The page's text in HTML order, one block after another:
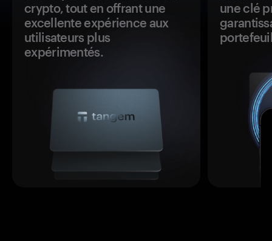
crypto, tout en offrant une
excellente expérience aux
utilisateurs plus
expérimentés.
une clé